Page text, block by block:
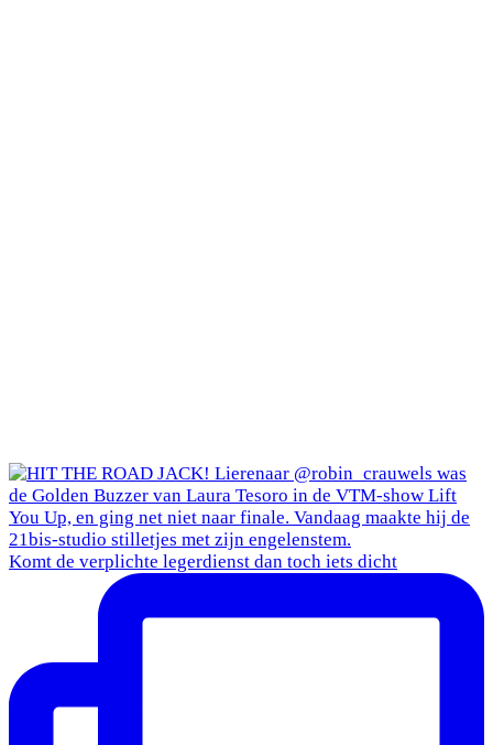
Komt de verplichte legerdienst dan toch iets dicht